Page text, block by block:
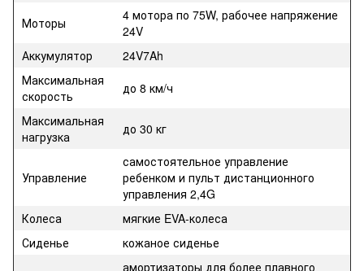
Моторы
4 мотора по 75W, рабочее напряжение
24V
Аккумулятор
24V7Ah
Максимальная
скорость
до 8 км/ч
Максимальная
нагрузка
до 30 кг
Управление
самостоятельное управление
ребенком и пульт дистанционного
управления 2,4G
Колеса
мягкие EVA-колеса
Сиденье
кожаное сиденье
амортизаторы для более плавного